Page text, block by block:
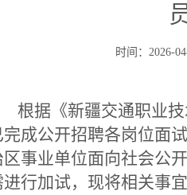
时间：2026-
根据《新疆交通职业
完成公开招聘各岗位面
区事业单位面向社会公
进行加试，现将相关事宜